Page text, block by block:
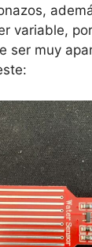
variable,
ser muy